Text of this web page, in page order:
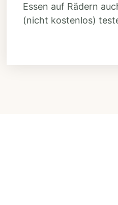
Essen auf Rädern
(nicht kostenlos)